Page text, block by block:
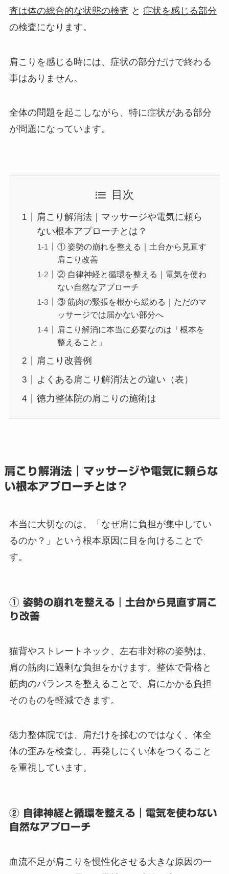
査は体の総合的な状態の検査 と 症状を感じる部分
の検査になります。
肩こりを感じる時には、症状の部分だけで終わる
事はありません。
全体の問題を起こしながら、特に症状がある部分
が問題になっています。
目次
肩こり解消法｜マッサージや電気に頼ら
ない根本アプローチとは？
① 姿勢の崩れを整える｜土台から見直す
肩こり改善
② 自律神経と循環を整える｜電気を使わ
ない自然なアプローチ
③ 筋肉の緊張を根から緩める｜ただのマ
ッサージでは届かない部分へ
肩こり解消に本当に必要なのは「根本を
整えること」
肩こり改善例
よくある肩こり解消法との違い（表）
徳力整体院の肩こりの施術は
肩こり解消法｜マッサージや電気に頼らな
い根本アプローチとは？
本当に大切なのは、「なぜ肩に負担が集中してい
るのか？」という根本原因に目を向けることで
す。
① 姿勢の崩れを整える｜土台から見直す肩こ
り改善
猫背やストレートネック、左右非対称の姿勢は、
肩の筋肉に過剰な負担をかけます。整体で骨格と
筋肉のバランスを整えることで、肩にかかる負担
そのものを軽減できます。
徳力整体院では、肩だけを揉むのではなく、体全
体の歪みを検査し、再発しにくい体をつくること
を重視しています。
② 自律神経と循環を整える｜電気を使わない
自然なアプローチ
血流不足が肩こりを慢性化させる大きな原因の一